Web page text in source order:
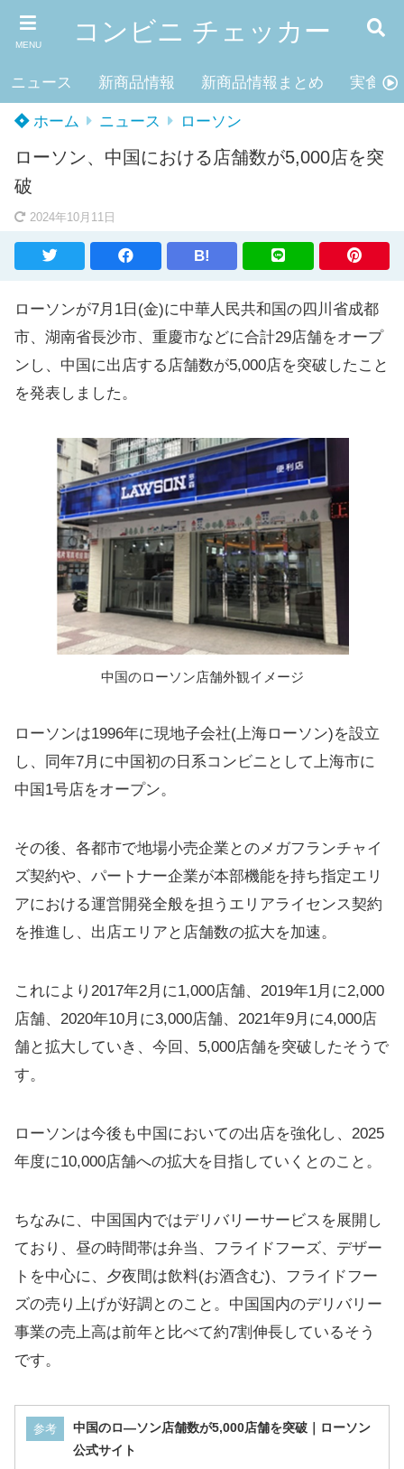
MENU コンビニ チェッカー
ニュース 新商品情報 新商品情報まとめ 実食レ
ホーム ニュース ローソン
ローソン、中国における店舗数が5,000店を突
破
2024年10月11日
B!
ローソンが7月1日(金)に中華人民共和国の四川省成都
市、湖南省長沙市、重慶市などに合計29店舗をオープ
ンし、中国に出店する店舗数が5,000店を突破したこと
を発表しました。
中国のローソン店舗外観イメージ
ローソンは1996年に現地子会社(上海ローソン)を設立
し、同年7月に中国初の日系コンビニとして上海市に
中国1号店をオープン。
その後、各都市で地場小売企業とのメガフランチャイ
ズ契約や、パートナー企業が本部機能を持ち指定エリ
アにおける運営開発全般を担うエリアライセンス契約
を推進し、出店エリアと店舗数の拡大を加速。
これにより2017年2月に1,000店舗、2019年1月に2,000
店舗、2020年10月に3,000店舗、2021年9月に4,000店
舗と拡大していき、今回、5,000店舗を突破したそうで
す。
ローソンは今後も中国においての出店を強化し、2025
年度に10,000店舗への拡大を目指していくとのこと。
ちなみに、中国国内ではデリバリーサービスを展開し
ており、昼の時間帯は弁当、フライドフーズ、デザー
トを中心に、夕夜間は飲料(お酒含む)、フライドフー
ズの売り上げが好調とのこと。中国国内のデリバリー
事業の売上高は前年と比べて約7割伸長しているそう
です。
参考
中国のロ―ソン店舗数が5,000店舗を突破｜ローソン
公式サイト